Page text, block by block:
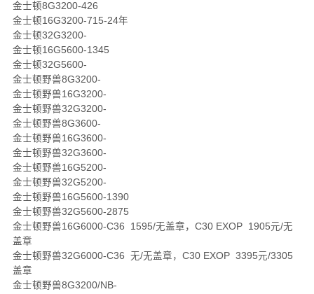
金士顿8G3200-426
金士顿16G3200-715-24年
金士顿32G3200-
金士顿16G5600-1345
金士顿32G5600-
金士顿野兽8G3200-
金士顿野兽16G3200-
金士顿野兽32G3200-
金士顿野兽8G3600-
金士顿野兽16G3600-
金士顿野兽32G3600-
金士顿野兽16G5200-
金士顿野兽32G5200-
金士顿野兽16G5600-1390
金士顿野兽32G5600-2875
金士顿野兽16G6000-C36 1595/无盖章，C30 EXOP 1905元/无
盖章
金士顿野兽32G6000-C36 无/无盖章，C30 EXOP 3395元/3305
盖章
金士顿野兽8G3200/NB-